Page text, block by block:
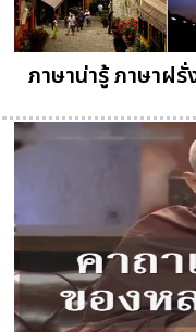
ภาษาน่ารู้ ภาษาฝ